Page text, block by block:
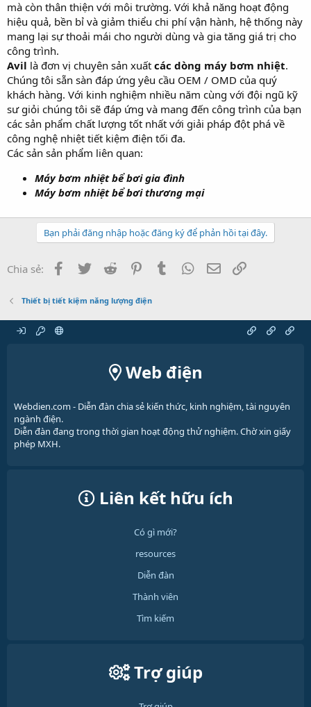
mà còn thân thiện với môi trường. Với khả năng hoạt động
hiệu quả, bền bỉ và giảm thiểu chi phí vận hành, hệ thống này
mang lại sự thoải mái cho người dùng và gia tăng giá trị cho
công trình.
Avil là đơn vị chuyên sản xuất các dòng máy bơm nhiệt.
Chúng tôi sẵn sàn đáp ứng yêu cầu OEM / OMD của quý
khách hàng. Với kinh nghiệm nhiều năm cùng với đội ngũ kỹ
sư giỏi chúng tôi sẽ đáp ứng và mang đến công trình của bạn
các sản phẩm chất lượng tốt nhất với giải pháp đột phá về
công nghệ nhiệt tiết kiệm điện tối đa.
Các sản sản phẩm liên quan:
Máy bơm nhiệt bể bơi gia đình
Máy bơm nhiệt bể bơi thương mại
Bạn phải đăng nhập hoặc đăng ký để phản hồi tại đây.
Chia sẻ: Facebook
Twitter Reddit PinterestTumblr WhatsApp
Email
Thiết bị tiết kiệm năng lượng điện
Web điện
Webdien.com - Diễn đàn chia sẻ kiến thức, kinh nghiệm, tài nguyên
ngành điện.
Diễn đàn đang trong thời gian hoạt động thử nghiệm. Chờ xin giấy
phép MXH.
Liên kết hữu ích
Có gì mới?
resources
Diễn đàn
Thành viên
Tìm kiếm
Trợ giúp